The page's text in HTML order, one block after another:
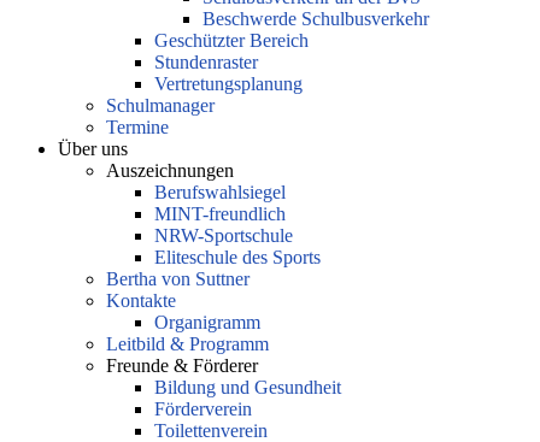
Beschwerde Schulbusverkehr
Geschützter Bereich
Stundenraster
Vertretungsplanung
Schulmanager
Termine
Über uns
Auszeichnungen
Berufswahlsiegel
MINT-freundlich
NRW-Sportschule
Eliteschule des Sports
Bertha von Suttner
Kontakte
Organigramm
Leitbild & Programm
Freunde & Förderer
Bildung und Gesundheit
Förderverein
Toilettenverein